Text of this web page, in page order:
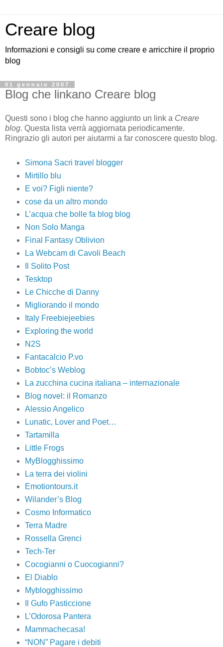
Creare blog
Informazioni e consigli su come creare e arricchire il proprio
blog
01 gennaio 2007
Blog che linkano Creare blog
Questi sono i blog che hanno aggiunto un link a Creare
blog. Questa lista verrà aggiornata periodicamente.
Ringrazio gli autori per aiutarmi a far conoscere questo blog.
Simona Sacri travel blogger
Mirtillo blu
E voi? Figli niente?
cose da un altro mondo
L’acqua che bolle fa blog blog
Non Solo Manga
Final Fantasy Oblivion
La Webcam di Cavoli Beach
Il Solito Post
Tesktop
Le Chicche di Danny
Migliorando il mondo
Italy Freebiejeebies
Exploring the world
N2S
Fantacalcio P.vo
Bobtoc’s Weblog
La zucchina cucina italiana – internazionale
Blog novel: il Romanzo
Alessio Angelico
Lunatic, Lover and Poet…
Tartamilla
Little Frogs
MyBlogghissimo
La terra dei violini
Emotiontours.it
Wilander’s Blog
Cosmo Informatico
Terra Madre
Rossella Grenci
Tech-Ter
Cocogianni o Cuocogianni?
El Diablo
Myblogghissimo
Il Gufo Pasticcione
L’Odorosa Pantera
Mammachecasa!
“NON” Pagare i debiti